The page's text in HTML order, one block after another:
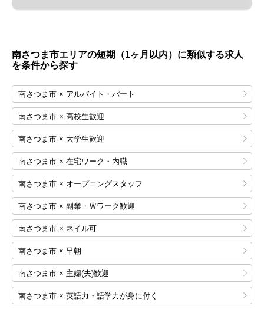
南さつま市エリアの短期（1ヶ月以内）に類似する求人
を条件から探す
南さつま市 × アルバイト・パート
南さつま市 × 高校生歓迎
南さつま市 × 大学生歓迎
南さつま市 × 在宅ワーク・内職
南さつま市 × オープニングスタッフ
南さつま市 × 副業・Ｗワーク歓迎
南さつま市 × ネイル可
南さつま市 × 早朝
南さつま市 × 主婦(夫)歓迎
南さつま市 × 英語力・語学力が身に付く